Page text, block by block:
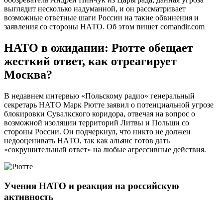
выглядит несколько надуманной, и он рассматривает
возможные ответные шаги России на такие обвинения и
заявления со стороны НАТО. Об этом пишет comandir.com
НАТО в ожидании: Рютте обещает
жесткий ответ, как отреагирует
Москва?
В недавнем интервью «Польскому радио» генеральный
секретарь НАТО Марк Рютте заявил о потенциальной угрозе
блокировки Сувалкского коридора, отвечая на вопрос о
возможной изоляции территорий Литвы и Польши со
стороны России. Он подчеркнул, что никто не должен
недооценивать НАТО, так как альянс готов дать
«сокрушительный ответ» на любые агрессивные действия.
Учения НАТО и реакция на российскую
активность